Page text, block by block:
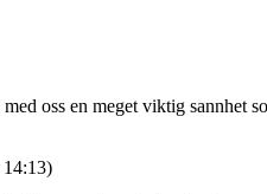
oss en meget viktig sannhet
14:13)